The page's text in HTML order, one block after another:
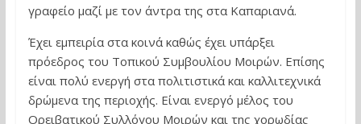
γραφείο μαζί με τον άντρα της στα Καπαριανά.
Έχει εμπειρία στα κοινά καθώς έχει υπάρξει
πρόεδρος του Τοπικού Συμβουλίου Μοιρών. Επίσης
είναι πολύ ενεργή στα πολιτιστικά και καλλιτεχνικά
δρώμενα της περιοχής. Είναι ενεργό μέλος του
Ορειβατικού Συλλόγου Μοιρών και της χορωδίας